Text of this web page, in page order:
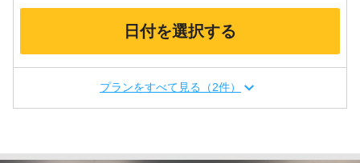
日付を選択する
プランをすべて見る（2件）